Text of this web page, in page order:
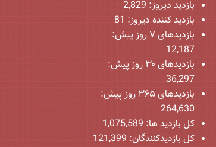
بازدید دیروز: 2,829
بازدید کننده دیروز: 81
بازدیدهای ۷ روز پیش:
12,187
بازدیدهای ۳۰ روز پیش:
36,297
بازدیدهای ۳۶۵ روز پیش:
264,630
کل بازدید ها: 1,075,589
کل بازدیدکنند‌گان: 121,399